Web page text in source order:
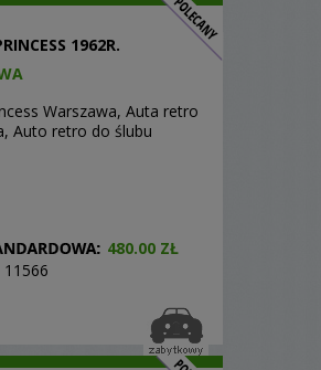
1962R.
Warszawa, Auta retro
Auto retro do ślubu
480.00 ZŁ
11566